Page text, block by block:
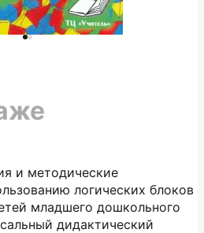
и методические
логических блоков
младшего дошкольного
дидактический